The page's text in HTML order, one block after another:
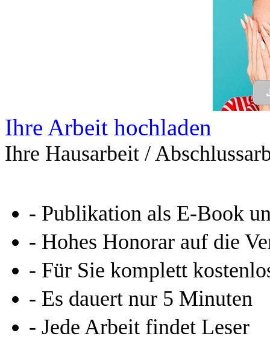
Ihre Arbeit hochladen
Ihre Hausarbeit /
- Publikation als E-Book
- Hohes Honorar auf die
- Für Sie komplett
- Es dauert nur 5 Minuten
- Jede Arbeit findet Leser